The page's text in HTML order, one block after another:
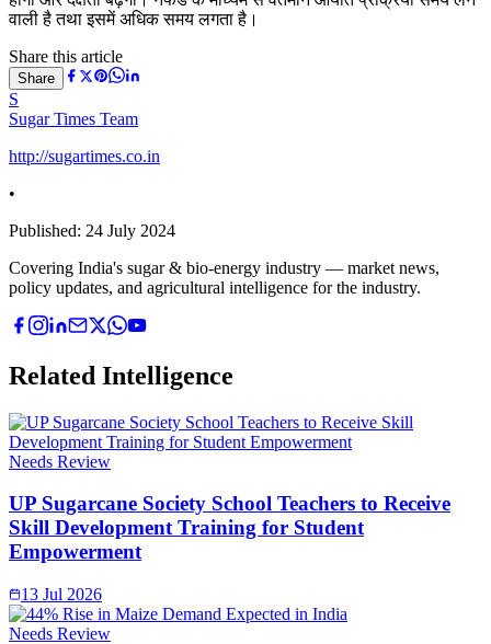
वाली है तथा इसमें अधिक समय लगता है।
Share this article
Share
S
Sugar Times Team
http://sugartimes.co.in
•
Published: 24 July 2024
Covering India's sugar & bio-energy industry — market news,
policy updates, and agricultural intelligence for the industry.
Related Intelligence
Needs Review
UP Sugarcane Society School Teachers to Receive
Skill Development Training for Student
Empowerment
13 Jul 2026
Needs Review